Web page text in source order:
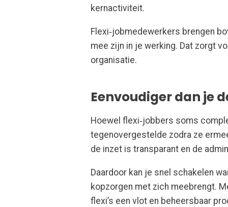
kernactiviteit.
Flexi‑jobmedewerkers brengen
mee zijn in je werking. Dat zorgt
organisatie.
Eenvoudiger dan je
Hoewel flexi‑jobbers soms
tegenovergestelde zodra ze
de inzet is transparant en de
Daardoor kan je snel schakelen
kopzorgen met zich meebrengt.
flexi’s een vlot en beheersbaar